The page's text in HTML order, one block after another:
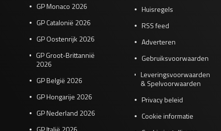
GP Monaco 2026
GP Catalonië 2026
GP Oostenrijk 2026
GP Groot-Brittannië
2026
GP België 2026
GP Hongarije 2026
GP Nederland 2026
Huisregels
RSS feed
Adverteren
Gebruiksvoorwaarden
Leveringsvoorwaarden
& Spelvoorwaarden
Privacy beleid
Cookie informatie